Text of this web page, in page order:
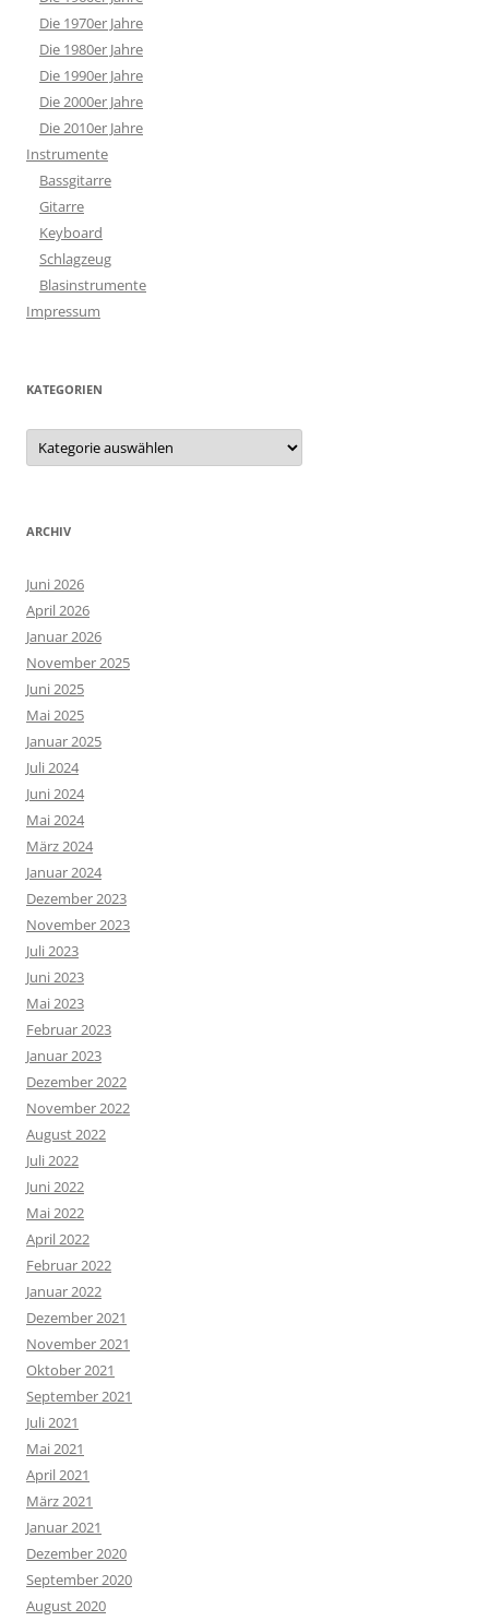
Die 1970er Jahre
Die 1980er Jahre
Die 1990er Jahre
Die 2000er Jahre
Die 2010er Jahre
Instrumente
Bassgitarre
Gitarre
Keyboard
Schlagzeug
Blasinstrumente
Impressum
KATEGORIEN
Kategorien
ARCHIV
Juni 2026
April 2026
Januar 2026
November 2025
Juni 2025
Mai 2025
Januar 2025
Juli 2024
Juni 2024
Mai 2024
März 2024
Januar 2024
Dezember 2023
November 2023
Juli 2023
Juni 2023
Mai 2023
Februar 2023
Januar 2023
Dezember 2022
November 2022
August 2022
Juli 2022
Juni 2022
Mai 2022
April 2022
Februar 2022
Januar 2022
Dezember 2021
November 2021
Oktober 2021
September 2021
Juli 2021
Mai 2021
April 2021
März 2021
Januar 2021
Dezember 2020
September 2020
August 2020